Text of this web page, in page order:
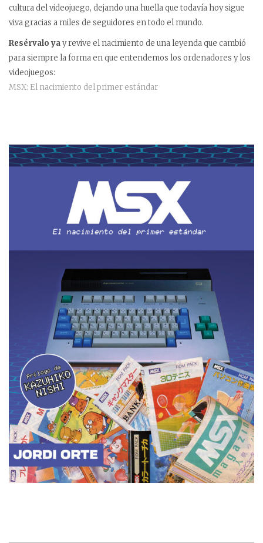
cultura del videojuego, dejando una huella que todavía hoy sigue
viva gracias a miles de seguidores en todo el mundo.
Resérvalo yay revive el nacimiento de una leyenda que cambió
para siempre la forma en que entendemos los ordenadores y los
videojuegos:
MSX: El nacimiento del primer estándar